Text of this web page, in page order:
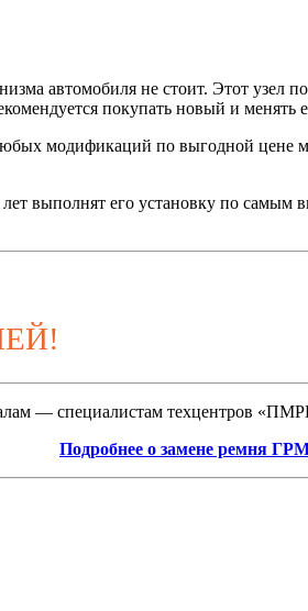
автомобиля не стоит. Этот
покупать новый и менять
модификаций по выгодной цене
выполнят его установку по самым
— специалистам техцентров
Подробнее о замене ремня